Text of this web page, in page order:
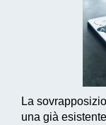
La
una già